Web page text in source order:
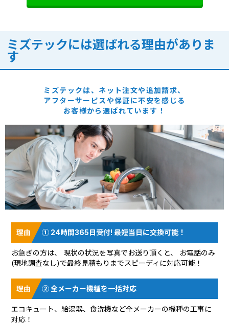
ミズテックには選ばれる理由がありま
す
ミズテックは、ネット注文や追加請求、
アフターサービスや保証に不安を感じる
お客様から選ばれています！
① 24時間365日受付! 最短当日に交換可能！
お急ぎの方は、 現状の状況を写真でお送り頂く と、 お電話のみ
(現地調査なし)で最終見積もりまでスピーディに対応可能！
② 全メーカー機種を一括対応
エコキュート、給湯器、食洗機など全メーカーの機種の工事に
対応！